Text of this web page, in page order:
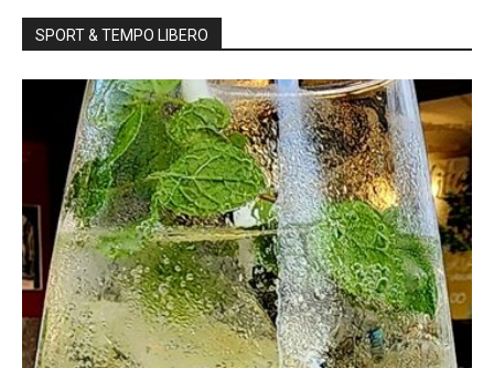
SPORT & TEMPO LIBERO